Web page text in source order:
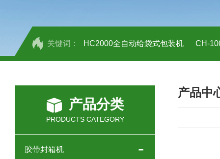
关键词： HC2000全自动给袋式包装机 CH-
产品中
产品分类
PRODUCTS CATEGORY
胶带封箱机